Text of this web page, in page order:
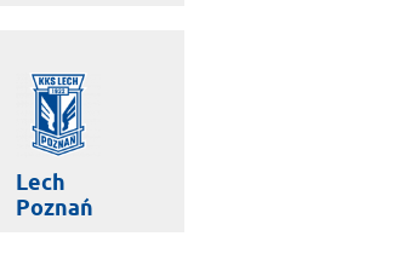
Lech
Poznań